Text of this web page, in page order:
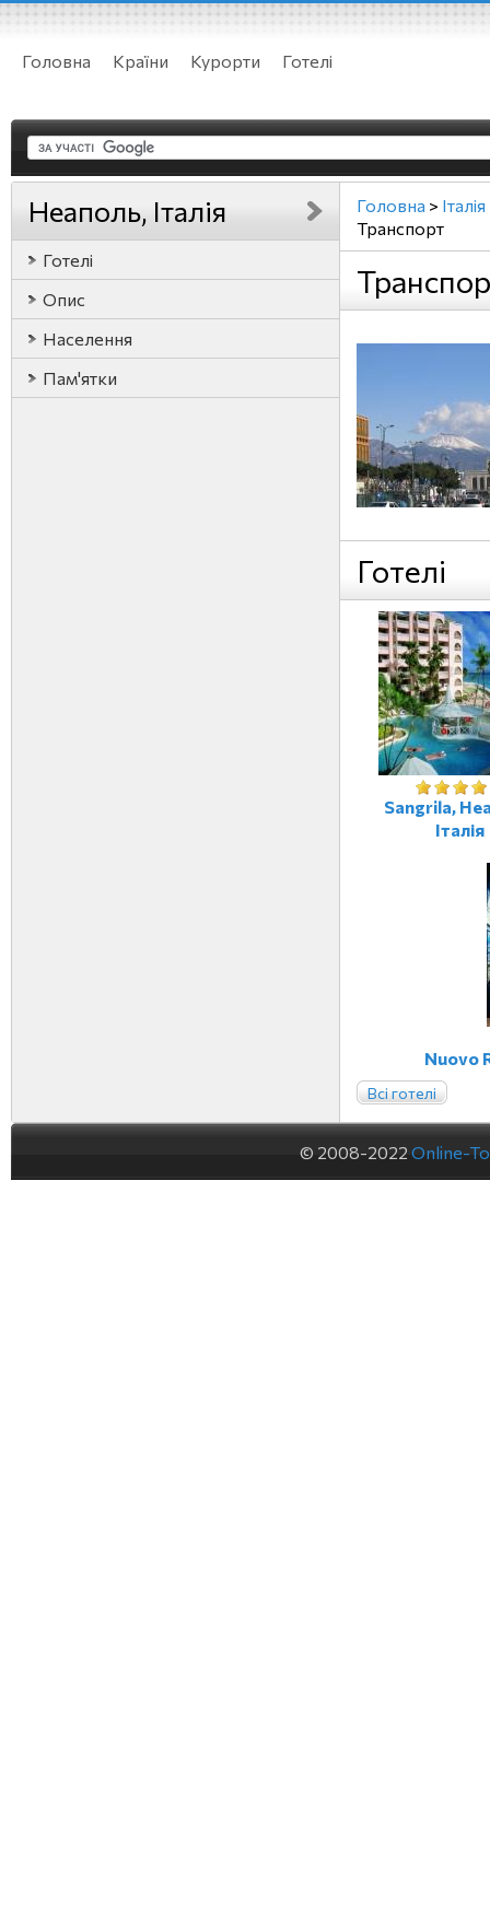
Головна Країни Курорти Готелі
Неаполь, Італія
Готелі
Опис
Населення
Пам'ятки
Головна > Італія
Транспорт
Готелі
Sangrila,
Італія
Nuovo
Всі готелі
© 2008-2022 Online-